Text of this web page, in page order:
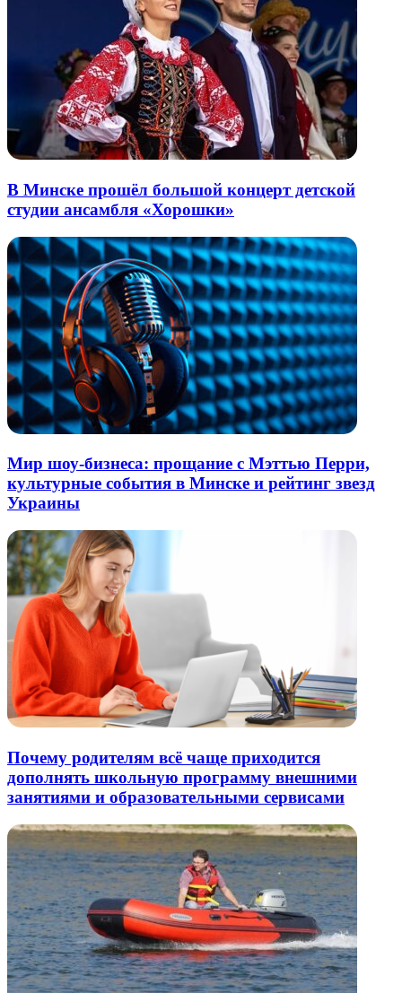
В Минске прошёл большой концерт детской
студии ансамбля «Хорошки»
Мир шоу-бизнеса: прощание с Мэттью Перри,
культурные события в Минске и рейтинг звезд
Украины
Почему родителям всё чаще приходится
дополнять школьную программу внешними
занятиями и образовательными сервисами